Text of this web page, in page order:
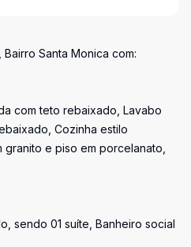
Santa Monica com:
com teto rebaixado, Lavabo
Cozinha estilo
e piso em porcelanato,
sendo 01 suíte, Banheiro social